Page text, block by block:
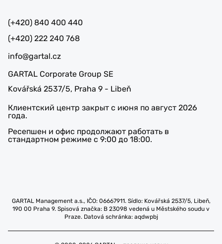
(+420) 840 400 440
(+420) 222 240 768
info@gartal.cz
GARTAL Corporate Group SE
Kovářská 2537/5, Praha 9 - Libeň
Клиентский центр закрыт с июня по август 2026
года.
Ресепшен и офис продолжают работать в
стандартном режиме с 9:00 до 18:00.
GARTAL Management a.s., IČO: 06667911. Sídlo: Kovářská 2537/5, Libeň,
190 00 Praha 9. Spisová značka: B 23098 vedená u Městského soudu v
Praze. Datová schránka: aqdwpbj